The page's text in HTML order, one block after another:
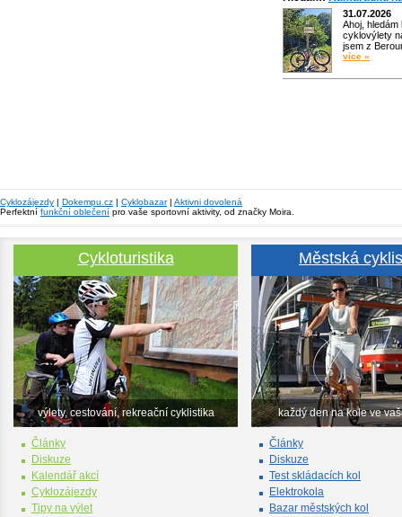
31.07.2026
Ahoj,
cyklovýlety
jsem z
více »
Cyklozájezdy | Dokempu.cz | Cyklobazar| Aktivni dovolená
Perfektní funkční oblečení pro vaše sportovní aktivity, od značky Moira.
Cykloturistika
výlety, cestování, rekreační cyklistika
Články
Diskuze
Kalendář akcí
Cyklozájezdy
Tipy na výlet
Městská
každý den na kole ve
Články
Diskuze
Test skládacích kol
Elektrokola
Bazar městských kol